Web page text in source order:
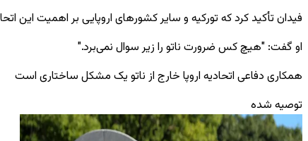
فیدان تأکید کرد که تورکیه و سایر کشورهای اروپایی بر اهمیت این
او گفت: "هیچ کس ضرورت ناتو را زیر سوال نمی‌برد."
همکاری دفاعی اتحادیه اروپا خارج از ناتو یک مشکل ساختاری است
توصیه شده